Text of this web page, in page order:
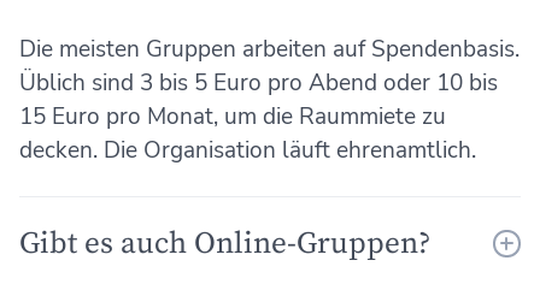
Die meisten Gruppen arbeiten auf Spendenbasis.
Üblich sind 3 bis 5 Euro pro Abend oder 10 bis
15 Euro pro Monat, um die Raummiete zu
decken. Die Organisation läuft ehrenamtlich.
Gibt es auch Online-Gruppen?